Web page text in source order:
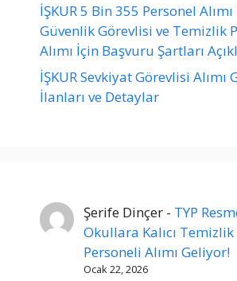
İŞKUR 5 Bin 355 Personel
Güvenlik Görevlisi ve Temizlik
Alımı İçin Başvuru Şartları
İŞKUR Sevkiyat Görevlisi Alımı
İlanları ve Detaylar
Şerife Dinçer - TYP
Okullara Kalıcı
Personeli Alımı Geliyor!
Ocak 22, 2026